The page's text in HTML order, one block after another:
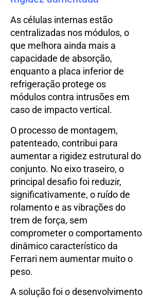
As células internas estão
centralizadas nos módulos, o
que melhora ainda mais a
capacidade de absorção,
enquanto a placa inferior de
refrigeração protege os
módulos contra intrusões em
caso de impacto vertical.
O processo de montagem,
patenteado, contribui para
aumentar a rigidez estrutural do
conjunto. No eixo traseiro, o
principal desafio foi reduzir,
significativamente, o ruído de
rolamento e as vibrações do
trem de força, sem
comprometer o comportamento
dinâmico característico da
Ferrari nem aumentar muito o
peso.
A solução foi o desenvolvimento